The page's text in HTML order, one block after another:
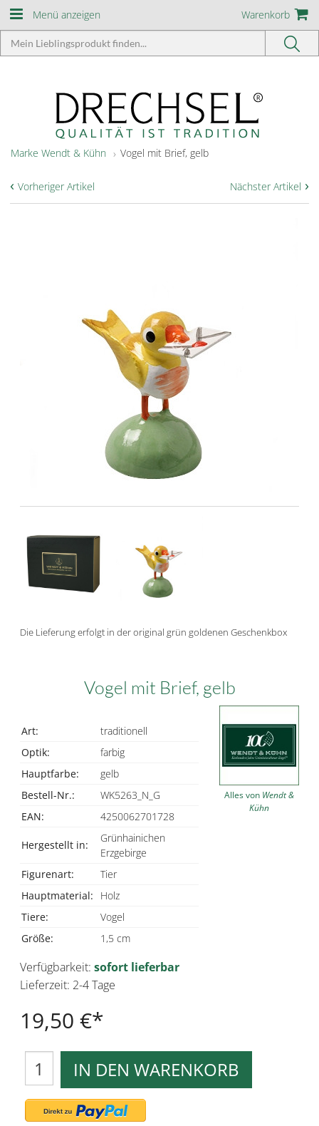
Menü anzeigen Warenkorb
Marke Wendt & Kühn Vogel mit Brief, gelb
Nächster Artikel ›
‹ Vorheriger Artikel
Die Lieferung erfolgt in der original grün goldenen Geschenkbox
Vogel mit Brief, gelb
Art:
traditionell
Optik:
farbig
Hauptfarbe:
gelb
Bestell-Nr.:
WK5263_N_G
EAN:
4250062701728
Hergestellt in:
Grünhainichen
Erzgebirge
Figurenart:
Tier
Hauptmaterial:
Holz
Tiere:
Vogel
Größe:
1,5 cm
Alles von Wendt &
Kühn
Verfügbarkeit: sofort lieferbar
Lieferzeit: 2-4 Tage
19,50 €
IN DEN WARENKORB